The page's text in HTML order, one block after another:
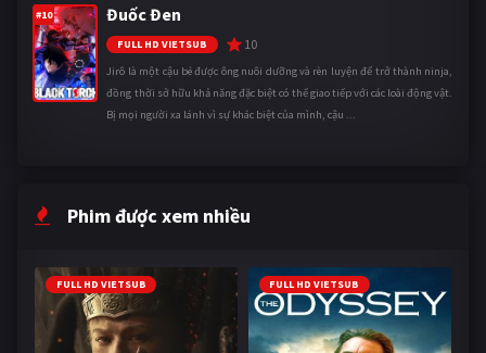
#10 Đuốc Đen
FULL HD VIETSUB 10
Jirô là một cậu bé được ông nuôi dưỡng và rèn luyện để trở thành ninja,
đồng thời sở hữu khả năng đặc biệt có thể giao tiếp với các loài động vật.
Bị mọi người xa lánh vì sự khác biệt của mình, cậu ...
Phim được xem nhiều
FULL HD VIETSUB FULL HD VIETSUB